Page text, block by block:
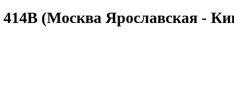
414В (Москва Ярославская -